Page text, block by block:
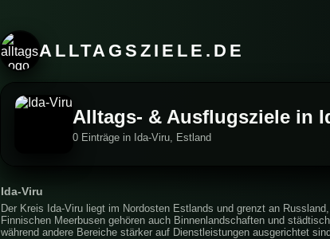
ALLTAGSZIELE.DE
Alltags- & Ausflugsziele in
0 Einträge in Ida-Viru, Estland
Ida-Viru
Der Kreis Ida-Viru liegt im Nordosten Estlands und grenzt an
Finnischen Meerbusen gehören auch Binnenlandschaften und
während andere Bereiche stärker auf Dienstleistungen ausgerichtet